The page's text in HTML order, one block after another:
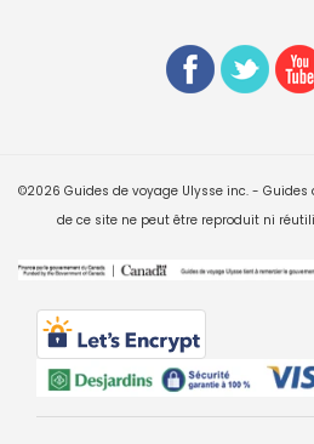
©2026 Guides de voyage Ulysse inc. - Guides
de ce site ne peut être reproduit ni